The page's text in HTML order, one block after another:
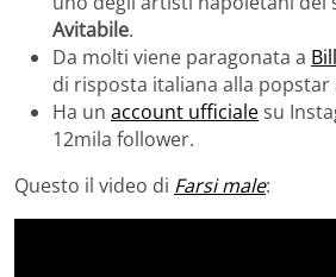
Avitabile.
Da molti viene paragonata a
di risposta italiana alla popstar
Ha un account ufficialesu
12mila follower.
Questo il video di Farsi male: